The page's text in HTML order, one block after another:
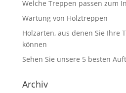
Welche Treppen passen zum
Wartung von Holztreppen
Holzarten, aus denen Sie Ihre
können
Sehen Sie unsere 5 besten
Archiv